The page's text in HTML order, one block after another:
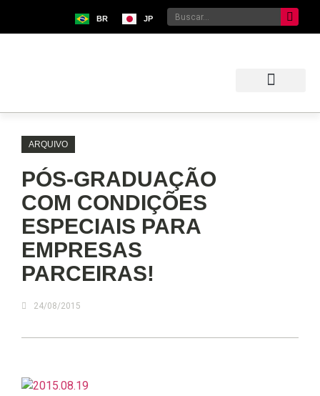
BR JP
ARQUIVO
PÓS-GRADUAÇÃO
COM CONDIÇÕES
ESPECIAIS PARA
EMPRESAS
PARCEIRAS!
24/08/2015